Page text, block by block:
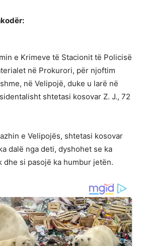
e Krimeve të Stacionit të Policisë
në Prokurori, për njoftim
në Velipojë, duke u larë në
shtetasi kosovar Z. J., 72
e Velipojës, shtetasi kosovar
dalë nga deti, dyshohet se ka
dhe si pasojë ka humbur jetën.